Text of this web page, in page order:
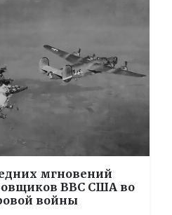
мгновений
ВВС США во
войны